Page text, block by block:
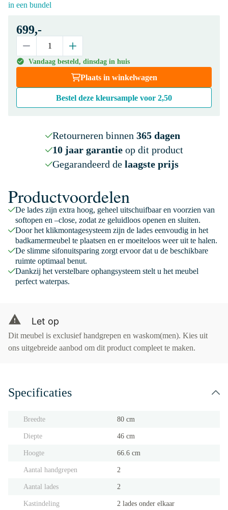
in een bundel
699,-
Vandaag besteld, dinsdag in huis
Plaats in winkelwagen
Bestel deze kleursample voor 2,50
Retourneren binnen 365 dagen
10 jaar garantieop dit product
Gegarandeerd de laagste prijs
Productvoordelen
De lades zijn extra hoog, geheel uitschuifbaar en voorzien van
softopen en –close, zodat ze geluidloos openen en sluiten.
Door het klikmontagesysteem zijn de lades eenvoudig in het
badkamermeubel te plaatsen en er moeiteloos weer uit te halen.
De slimme sifonuitsparing zorgt ervoor dat u de beschikbare
ruimte optimaal benut.
Dankzij het verstelbare ophangsysteem stelt u het meubel
perfect waterpas.
Let op
Dit meubel is exclusief handgrepen en waskom(men). Kies uit
ons uitgebreide aanbod om dit product compleet te maken.
Specificaties
Breedte 80 cm
Diepte 46 cm
Hoogte 66.6 cm
Aantal handgrepen 2
Aantal lades 2
Kastindeling 2 lades onder elkaar